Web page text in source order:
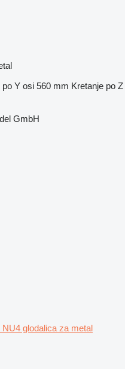
po Y osi 560 mm Kretanje po Z
GmbH
NU4 glodalica za metal